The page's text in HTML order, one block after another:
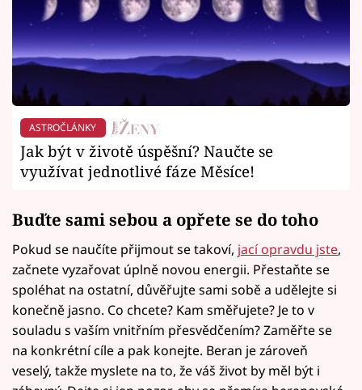
ASTROČLÁNKY
Jak být v životě úspěšní? Naučte se
využívat jednotlivé fáze Měsíce!
Buďte sami sebou a opřete se do toho
Pokud se naučíte přijmout se takoví, jací opravdu jste,
začnete vyzařovat úplně novou energii. Přestaňte se
spoléhat na ostatní, důvěřujte sami sobě a udělejte si
konečně jasno. Co chcete? Kam směřujete? Je to v
souladu s vaším vnitřním přesvědčením? Zaměřte se
na konkrétní cíle a pak konejte. Beran je zároveň
veselý, takže myslete na to, že váš život by měl být i